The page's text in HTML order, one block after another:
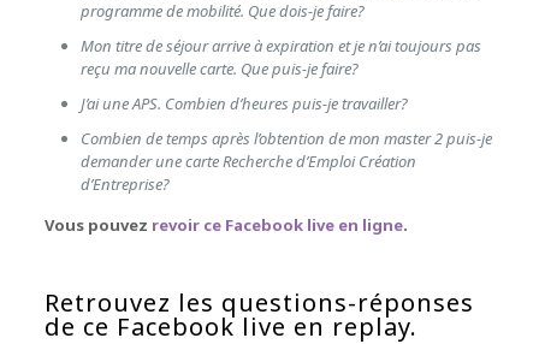
programme de mobilité. Que dois-je faire?
Mon titre de séjour arrive à expiration et je n’ai toujours pas
reçu ma nouvelle carte. Que puis-je faire?
J’ai une APS. Combien d’heures puis-je travailler?
Combien de temps après l’obtention de mon master 2 puis-je
demander une carte Recherche d’Emploi Création
d’Entreprise?
Vous pouvez revoir ce Facebook live en ligne.
Retrouvez les questions-réponses
de ce Facebook live en replay.